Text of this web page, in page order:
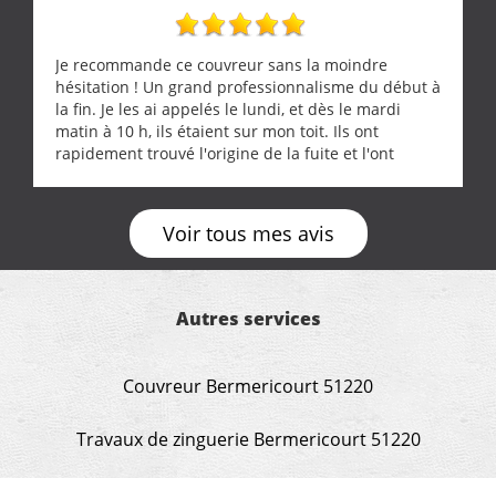
Je recommande ce couvreur sans la moindre
hésitation ! Un grand professionnalisme du début à
la fin. Je les ai appelés le lundi, et dès le mardi
matin à 10 h, ils étaient sur mon toit. Ils ont
rapidement trouvé l'origine de la fuite et l'ont
vraiment rassurant de pouvoir compter sur des
artisans aussi professionnels. Merci encore !
Voir tous mes avis
Autres services
Couvreur Bermericourt 51220
Travaux de zinguerie Bermericourt 51220